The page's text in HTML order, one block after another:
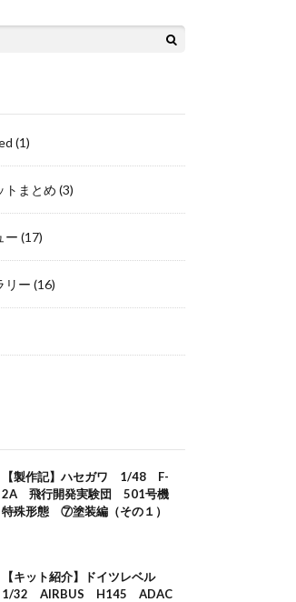
(1)
トまとめ (3)
ー (17)
リー (16)
【製作記】ハセガワ 1/48 F-
2A 飛行開発実験団 501号機
特殊形態 ⑦塗装編（その１）
【キット紹介】ドイツレベル
1/32 AIRBUS H145 ADAC